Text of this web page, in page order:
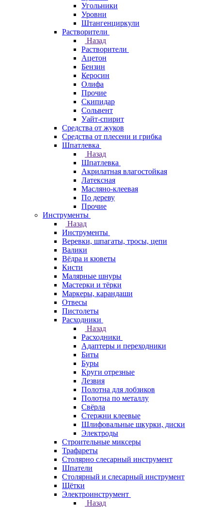
Угольники
Уровни
Штангенциркули
Растворители
Назад
Растворители
Ацетон
Бензин
Керосин
Олифа
Прочие
Скипидар
Сольвент
Уайт-спирит
Средства от жуков
Средства от плесени и грибка
Шпатлевка
Назад
Шпатлевка
Акрилатная влагостойкая
Латексная
Масляно-клеевая
По дереву
Прочие
Инструменты
Назад
Инструменты
Веревки, шпагаты, тросы, цепи
Валики
Вёдра и кюветы
Кисти
Малярные шнуры
Мастерки и тёрки
Маркеры, карандаши
Отвесы
Пистолеты
Расходники
Назад
Расходники
Адаптеры и переходники
Биты
Буры
Круги отрезные
Лезвия
Полотна для лобзиков
Полотна по металлу
Свёрла
Стержни клеевые
Шлифовальные шкурки, диски
Электроды
Строительные миксеры
Трафареты
Столярно слесарный инструмент
Шпатели
Столярный и слесарный инструмент
Щётки
Электроинструмент
Назад